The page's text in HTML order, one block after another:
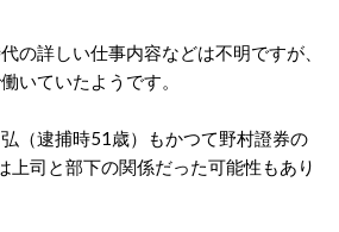
の詳しい仕事内容などは不明ですが、
いていたようです。
（逮捕時51歳）もかつて野村證券の
上司と部下の関係だった可能性もあり